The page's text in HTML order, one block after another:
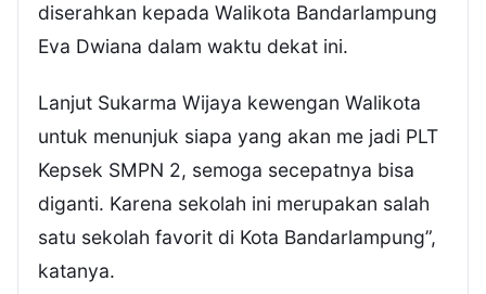
diserahkan kepada Walikota Bandarlampung
Eva Dwiana dalam waktu dekat ini.
Lanjut Sukarma Wijaya kewengan Walikota
untuk menunjuk siapa yang akan me jadi PLT
Kepsek SMPN 2, semoga secepatnya bisa
diganti. Karena sekolah ini merupakan salah
satu sekolah favorit di Kota Bandarlampung”,
katanya.